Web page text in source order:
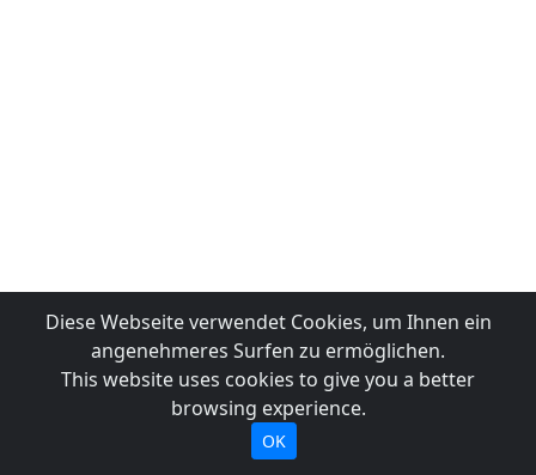
Diese Webseite verwendet Cookies, um Ihnen ein
angenehmeres Surfen zu ermöglichen.
This website uses cookies to give you a better
browsing experience.
OK